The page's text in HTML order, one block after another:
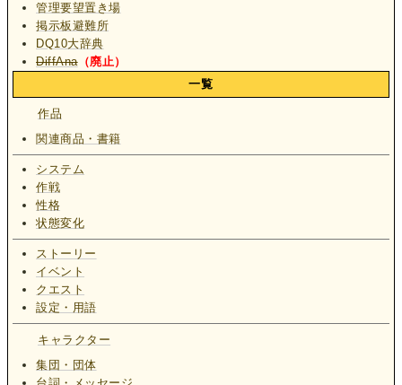
管理要望置き場
掲示板避難所
DQ10大辞典
DiffAna（廃止）
一覧
作品
関連商品・書籍
システム
作戦
性格
状態変化
ストーリー
イベント
クエスト
設定・用語
キャラクター
集団・団体